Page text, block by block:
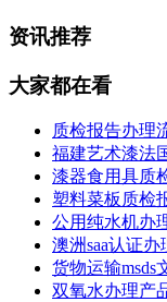
资讯推荐
大家都在看
质检报告办理
福建艺术漆法
漆器食用具质
塑料菜板质检
公用纯水机办
澳洲saa认证办
货物运输msds
双氧水办理产